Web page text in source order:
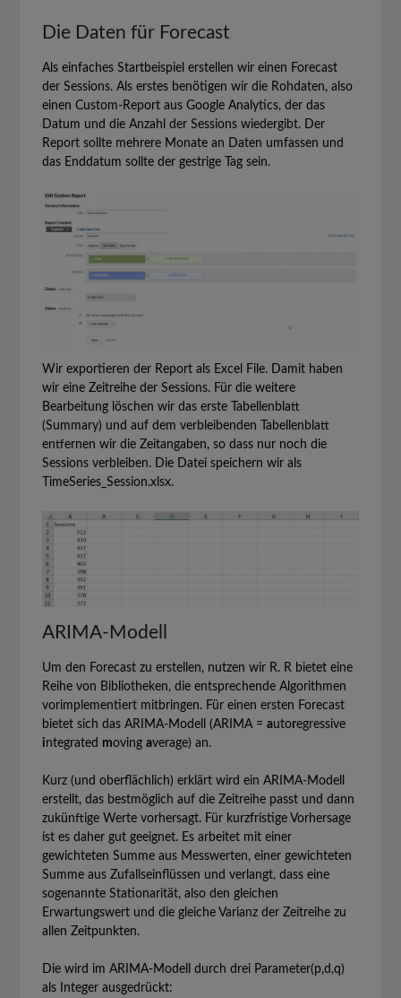
Die Daten für Forecast
Als einfaches Startbeispiel erstellen wir einen Forecast
der Sessions. Als erstes benötigen wir die Rohdaten, also
einen Custom-Report aus Google Analytics, der das
Datum und die Anzahl der Sessions wiedergibt. Der
Report sollte mehrere Monate an Daten umfassen und
das Enddatum sollte der gestrige Tag sein.
Wir exportieren der Report als Excel File. Damit haben
wir eine Zeitreihe der Sessions. Für die weitere
Bearbeitung löschen wir das erste Tabellenblatt
(Summary) und auf dem verbleibenden Tabellenblatt
entfernen wir die Zeitangaben, so dass nur noch die
Sessions verbleiben. Die Datei speichern wir als
TimeSeries_Session.xlsx.
ARIMA-Modell
Um den Forecast zu erstellen, nutzen wir R. R bietet eine
Reihe von Bibliotheken, die entsprechende Algorithmen
vorimplementiert mitbringen. Für einen ersten Forecast
bietet sich das ARIMA-Modell (ARIMA =autoregressive
integrated movingaverage) an.
Kurz (und oberflächlich) erklärt wird ein ARIMA-Modell
erstellt, das bestmöglich auf die Zeitreihe passt und dann
zukünftige Werte vorhersagt. Für kurzfristige Vorhersage
ist es daher gut geeignet. Es arbeitet mit einer
gewichteten Summe aus Messwerten, einer gewichteten
Summe aus Zufallseinflüssen und verlangt, dass eine
sogenannte Stationarität, also den gleichen
Erwartungswert und die gleiche Varianz der Zeitreihe zu
allen Zeitpunkten.
Die wird im ARIMA-Modell durch drei Parameter(p,d,q)
als Integer ausgedrückt: